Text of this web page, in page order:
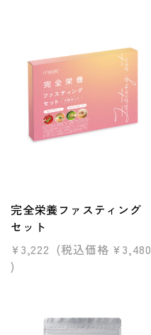
完全栄養ファスティング
セット
¥3,222 (税込価格 ¥3,480
)